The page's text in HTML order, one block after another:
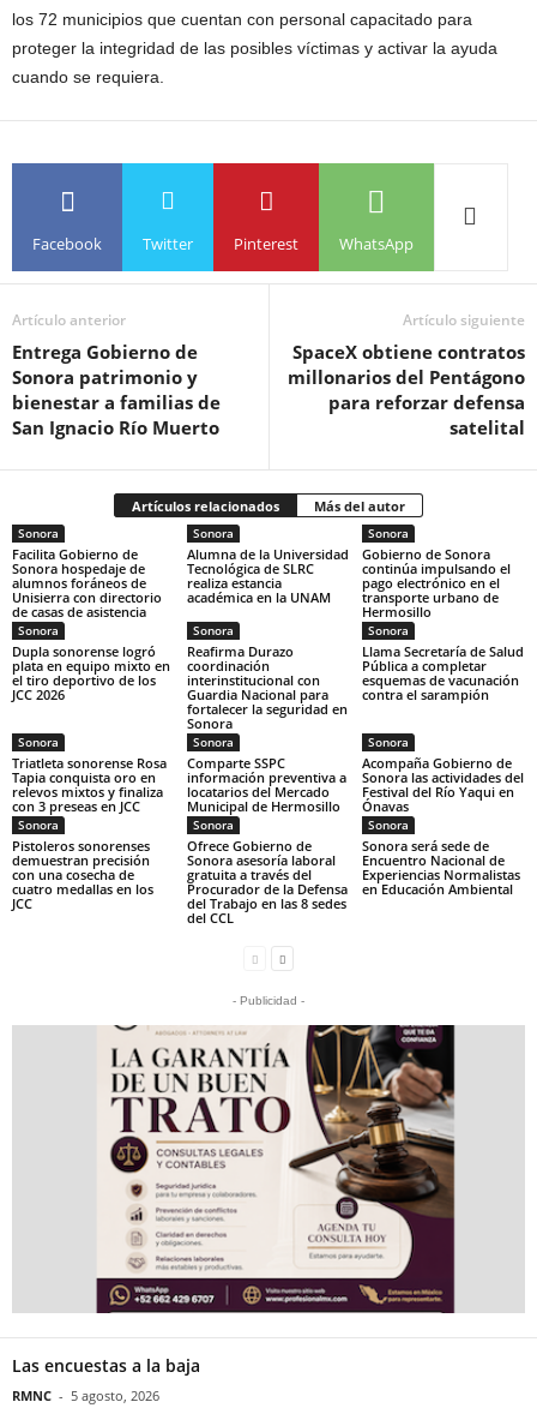
los 72 municipios que cuentan con personal capacitado para
proteger la integridad de las posibles víctimas y activar la ayuda
cuando se requiera.
Facebook Twitter Pinterest WhatsApp
Artículo anterior
Entrega Gobierno de
Sonora patrimonio y
bienestar a familias de
San Ignacio Río Muerto
Artículo siguiente
SpaceX obtiene contratos
millonarios del Pentágono
para reforzar defensa
satelital
Artículos relacionados Más del autor
Sonora
Facilita Gobierno de
Sonora hospedaje de
alumnos foráneos de
Unisierra con directorio
de casas de asistencia
Sonora
Alumna de la Universidad
Tecnológica de SLRC
realiza estancia
académica en la UNAM
Sonora
Gobierno de Sonora
continúa impulsando el
pago electrónico en el
transporte urbano de
Hermosillo
Sonora
Dupla sonorense logró
plata en equipo mixto en
el tiro deportivo de los
JCC 2026
Sonora
Reafirma Durazo
coordinación
interinstitucional con
Guardia Nacional para
fortalecer la seguridad en
Sonora
Sonora
Llama Secretaría de Salud
Pública a completar
esquemas de vacunación
contra el sarampión
Sonora
Triatleta sonorense Rosa
Tapia conquista oro en
relevos mixtos y finaliza
con 3 preseas en JCC
Sonora
Comparte SSPC
información preventiva a
locatarios del Mercado
Municipal de Hermosillo
Sonora
Acompaña Gobierno de
Sonora las actividades del
Festival del Río Yaqui en
Ónavas
Sonora
Pistoleros sonorenses
demuestran precisión
con una cosecha de
cuatro medallas en los
JCC
Sonora
Ofrece Gobierno de
Sonora asesoría laboral
gratuita a través del
Procurador de la Defensa
del Trabajo en las 8 sedes
del CCL
Sonora
Sonora será sede de
Encuentro Nacional de
Experiencias Normalistas
en Educación Ambiental
- Publicidad -
Las encuestas a la baja
RMNC - 5 agosto, 2026